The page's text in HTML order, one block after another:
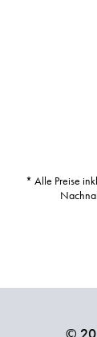
* Alle Preise